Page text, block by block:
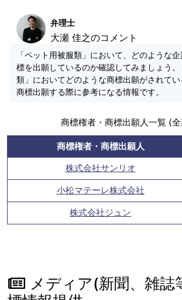
弁理士
大瀬 佳之のコメント
「ペット用被服類」において、どのような
標を出願しているのか確認してみましょう
類」においてどのような商標出願がされて
商標出願する際に参考になる情報です。
商標権者・商標出願人一覧 (
商標権者・商標出願人
株式会社サンリオ
小松マテーレ株式会社
株式会社ジュン
メディア(新聞、雑誌